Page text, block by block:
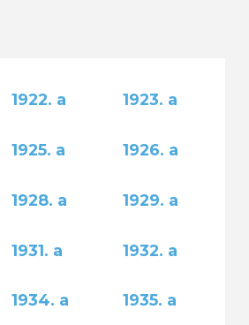
1922. a 1923. a
1925. a 1926. a
1928. a 1929. a
1931. a 1932. a
1934. a 1935. a